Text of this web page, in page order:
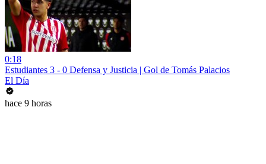
0:18
Estudiantes 3 - 0 Defensa y Justicia | Gol de Tomás Palacios
El Día
hace 9 horas